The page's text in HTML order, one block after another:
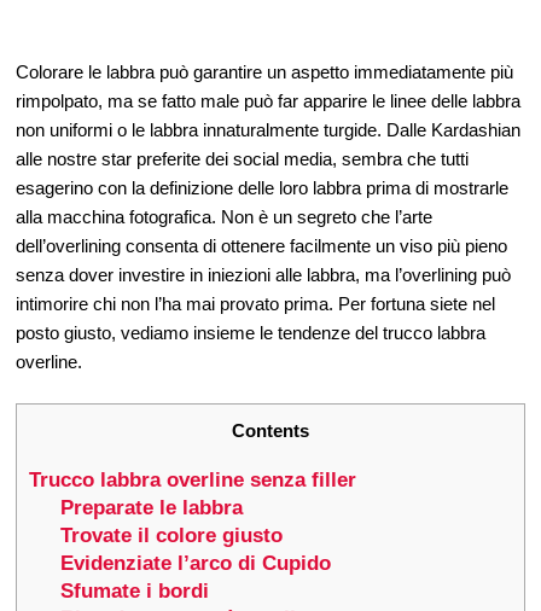
Colorare le labbra può garantire un aspetto immediatamente più
rimpolpato, ma se fatto male può far apparire le linee delle labbra
non uniformi o le labbra innaturalmente turgide. Dalle Kardashian
alle nostre star preferite dei social media, sembra che tutti
esagerino con la definizione delle loro labbra prima di mostrarle
alla macchina fotografica. Non è un segreto che l’arte
dell’overlining consenta di ottenere facilmente un viso più pieno
senza dover investire in iniezioni alle labbra, ma l’overlining può
intimorire chi non l’ha mai provato prima. Per fortuna siete nel
posto giusto, vediamo insieme le tendenze del trucco labbra
overline.
Contents
Trucco labbra overline senza filler
Preparate le labbra
Trovate il colore giusto
Evidenziate l’arco di Cupido
Sfumate i bordi